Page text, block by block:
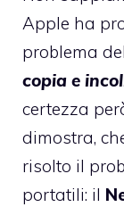
Apple ha
problema
copia e
certezza
dimostra,
risolto il
portatili: il